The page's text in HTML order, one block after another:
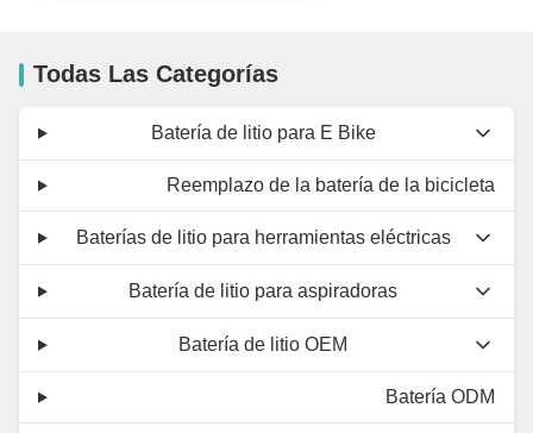
Todas Las Categorías
Batería de litio para E Bike
Reemplazo de la batería de la bicicleta
Baterías de litio para herramientas eléctricas
Batería de litio para aspiradoras
Batería de litio OEM
Batería ODM